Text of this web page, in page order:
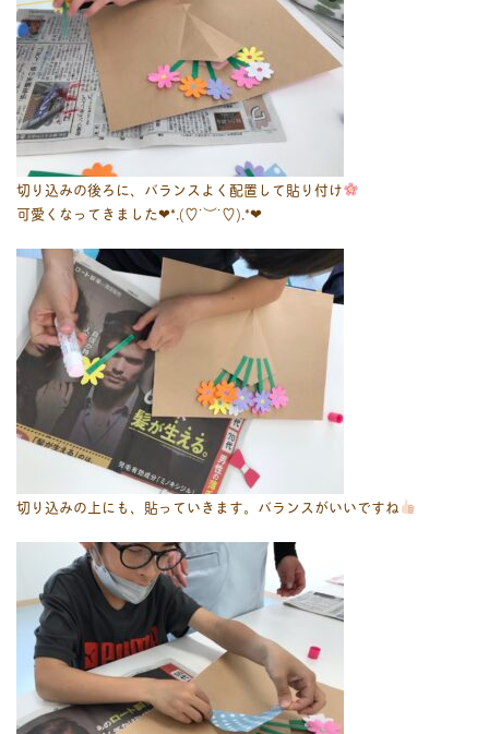
切り込みの後ろに、バランスよく配置して貼り付け
可愛くなってきました❤︎*.(♡˙︶˙♡).*❤︎
切り込みの上にも、貼っていきます。バランスがいいですね